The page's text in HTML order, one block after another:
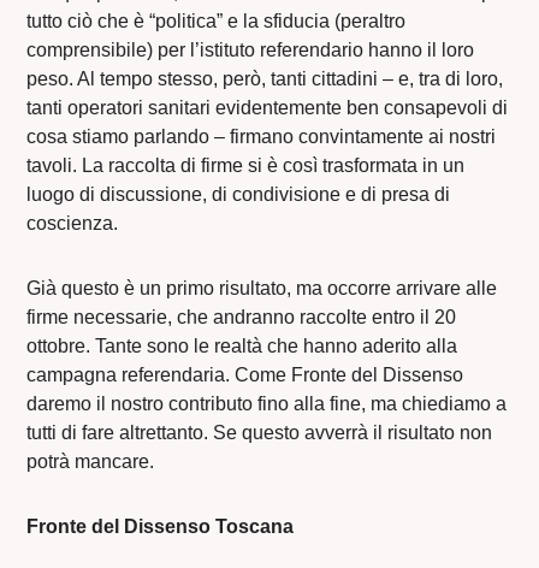
tutto ciò che è “politica” e la sfiducia (peraltro
comprensibile) per l’istituto referendario hanno il loro
peso. Al tempo stesso, però, tanti cittadini – e, tra di loro,
tanti operatori sanitari evidentemente ben consapevoli di
cosa stiamo parlando – firmano convintamente ai nostri
tavoli. La raccolta di firme si è così trasformata in un
luogo di discussione, di condivisione e di presa di
coscienza.
Già questo è un primo risultato, ma occorre arrivare alle
firme necessarie, che andranno raccolte entro il 20
ottobre. Tante sono le realtà che hanno aderito alla
campagna referendaria. Come Fronte del Dissenso
daremo il nostro contributo fino alla fine, ma chiediamo a
tutti di fare altrettanto. Se questo avverrà il risultato non
potrà mancare.
Fronte del Dissenso Toscana